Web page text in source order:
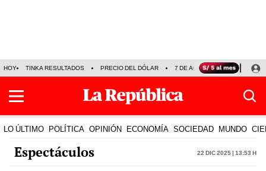
HOY TINKA RESULTADOS PRECIO DEL DÓLAR 7 DE AGOSTO OLLANTA
LO ÚLTIMO POLÍTICA OPINIÓN ECONOMÍA SOCIEDAD MUNDO
Espectáculos 22 Dic 2025 | 13:53 h